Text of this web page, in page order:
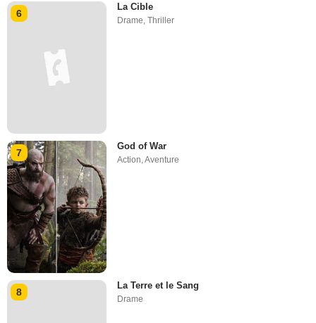
6
La Cible
Drame,Thriller
7
God of War
Action,Aventure
8
La Terre et le Sang
Drame